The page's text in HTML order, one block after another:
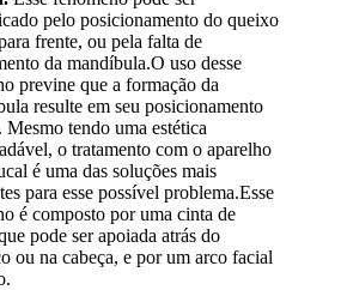
pelo posicionamento do queixo
frente, ou pela falta de
da mandíbula.O uso desse
previne que a formação da
resulte em seu posicionamento
Mesmo tendo uma estética
o tratamento com o aparelho
é uma das soluções mais
para esse possível problema.Esse
é composto por uma cinta de
pode ser apoiada atrás do
ou na cabeça, e por um arco facial